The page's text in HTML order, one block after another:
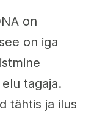
on
on iga
tagaja.
tähtis ja ilus